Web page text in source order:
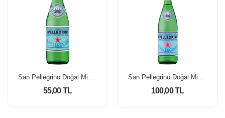
San Pellegrino Doğal Mineralli Su 250 Ml
55,00 TL
San Pellegrino Doğal Mineralli Su 750 Ml
100,00 TL